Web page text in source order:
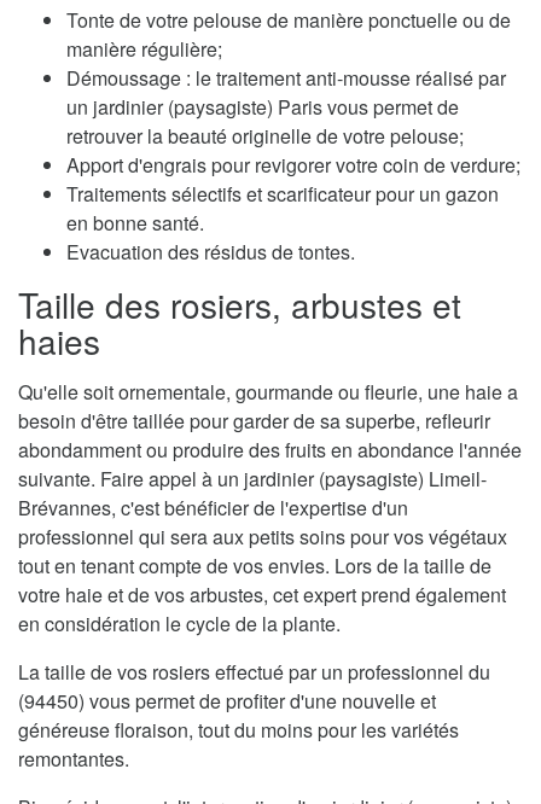
Tonte de votre pelouse de manière ponctuelle ou de
manière régulière;
Démoussage : le traitement anti-mousse réalisé par
un jardinier (paysagiste) Paris vous permet de
retrouver la beauté originelle de votre pelouse;
Apport d'engrais pour revigorer votre coin de verdure;
Traitements sélectifs et scarificateur pour un gazon
en bonne santé.
Evacuation des résidus de tontes.
Taille des rosiers, arbustes et
haies
Qu'elle soit ornementale, gourmande ou fleurie, une haie a
besoin d'être taillée pour garder de sa superbe, refleurir
abondamment ou produire des fruits en abondance l'année
suivante. Faire appel à un jardinier (paysagiste) Limeil-
Brévannes, c'est bénéficier de l'expertise d'un
professionnel qui sera aux petits soins pour vos végétaux
tout en tenant compte de vos envies. Lors de la taille de
votre haie et de vos arbustes, cet expert prend également
en considération le cycle de la plante.
La taille de vos rosiers effectué par un professionnel du
(94450) vous permet de profiter d'une nouvelle et
généreuse floraison, tout du moins pour les variétés
remontantes.